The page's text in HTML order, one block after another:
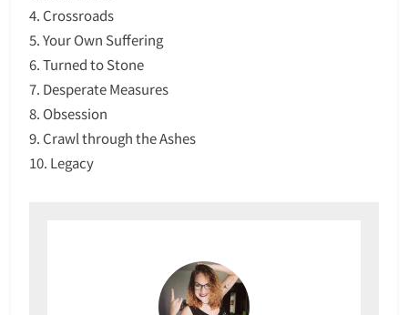
4. Crossroads
5. Your Own Suffering
6. Turned to Stone
7. Desperate Measures
8. Obsession
9. Crawl through the Ashes
10. Legacy